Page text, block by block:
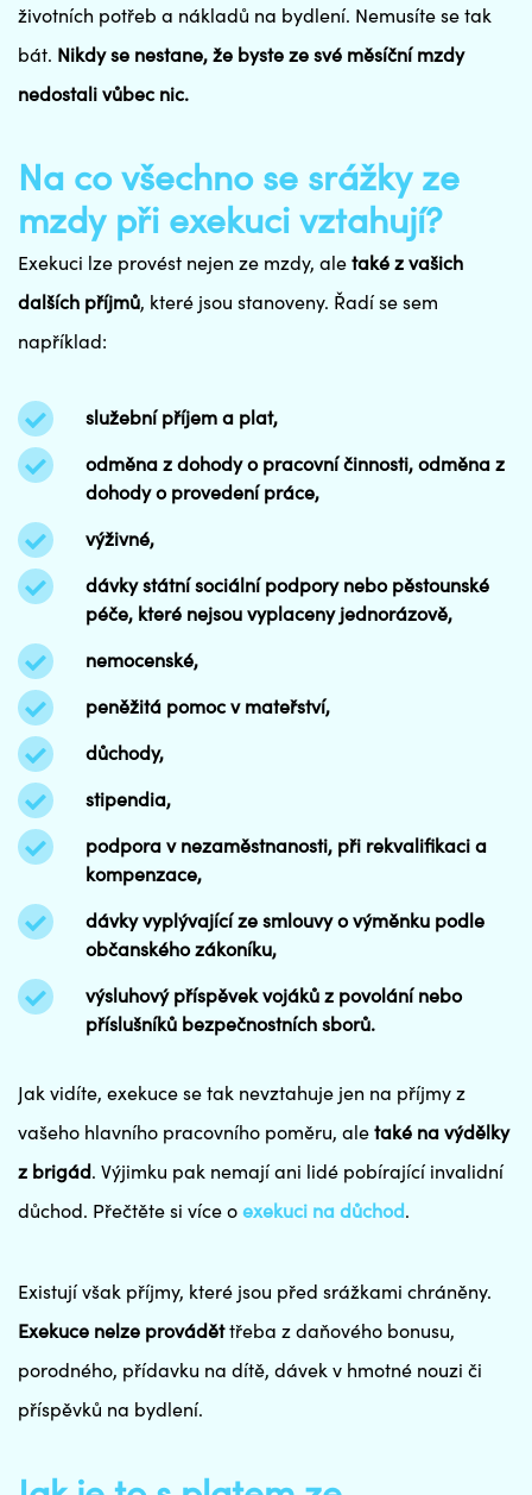
životních potřeb a nákladů na bydlení. Nemusíte se tak
bát. Nikdy se nestane, že byste ze své měsíční mzdy
nedostali vůbec nic.
Na co všechno se srážky ze
mzdy při exekuci vztahují?
Exekuci lze provést nejen ze mzdy, ale také z vašich
dalších příjmů, které jsou stanoveny. Řadí se sem
například:
služební příjem a plat,
odměna z dohody o pracovní činnosti, odměna z
dohody o provedení práce,
výživné,
dávky státní sociální podpory nebo pěstounské
péče, které nejsou vyplaceny jednorázově,
nemocenské,
peněžitá pomoc v mateřství,
důchody,
stipendia,
podpora v nezaměstnanosti, při rekvalifikaci a
kompenzace,
dávky vyplývající ze smlouvy o výměnku podle
občanského zákoníku,
výsluhový příspěvek vojáků z povolání nebo
příslušníků bezpečnostních sborů.
Jak vidíte, exekuce se tak nevztahuje jen na příjmy z
vašeho hlavního pracovního poměru, ale také na výdělky
z brigád. Výjimku pak nemají ani lidé pobírající invalidní
důchod. Přečtěte si více o exekuci na důchod.
Existují však příjmy, které jsou před srážkami chráněny.
Exekuce nelze prováděttřeba z daňového bonusu,
porodného, přídavku na dítě, dávek v hmotné nouzi či
příspěvků na bydlení.